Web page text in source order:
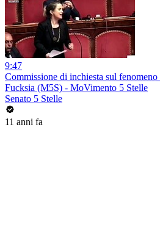
9:47
Commissione di inchiesta sul
Fucksia (M5S) - MoVimento 5 Stelle
Senato 5 Stelle
11 anni fa